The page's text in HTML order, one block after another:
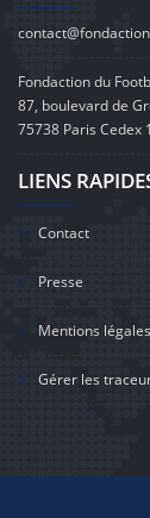
Fondaction du
87, boulevard de
75738 Paris Cedex
LIENS
Contact
Presse
Mentions légales
Gérer les